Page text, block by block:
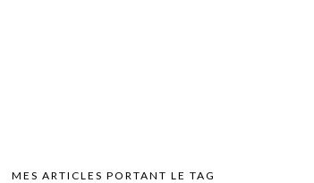
MES ARTICLES PORTANT LE TAG